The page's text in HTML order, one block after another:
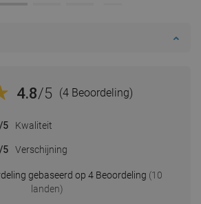
4.8/5 (4 Beoordeling)
gebaseerd op 4 Beoordeling (10
landen)
/5 Kwaliteit
/5 Verschijning